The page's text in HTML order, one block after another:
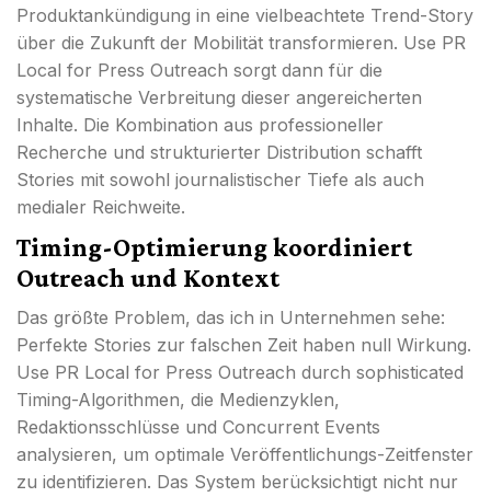
Produktankündigung in eine vielbeachtete Trend-Story
über die Zukunft der Mobilität transformieren. Use PR
Local for Press Outreach sorgt dann für die
systematische Verbreitung dieser angereicherten
Inhalte. Die Kombination aus professioneller
Recherche und strukturierter Distribution schafft
Stories mit sowohl journalistischer Tiefe als auch
medialer Reichweite.
Timing-Optimierung koordiniert
Outreach und Kontext
Das größte Problem, das ich in Unternehmen sehe:
Perfekte Stories zur falschen Zeit haben null Wirkung.
Use PR Local for Press Outreach durch sophisticated
Timing-Algorithmen, die Medienzyklen,
Redaktionsschlüsse und Concurrent Events
analysieren, um optimale Veröffentlichungs-Zeitfenster
zu identifizieren. Das System berücksichtigt nicht nur